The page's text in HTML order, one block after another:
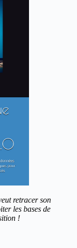
retracer son
les bases de
!